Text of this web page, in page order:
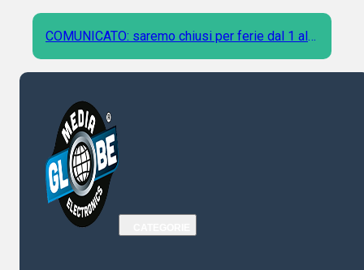
COMUNICATO: saremo chiusi per ferie dal 1 al 9
Agosto